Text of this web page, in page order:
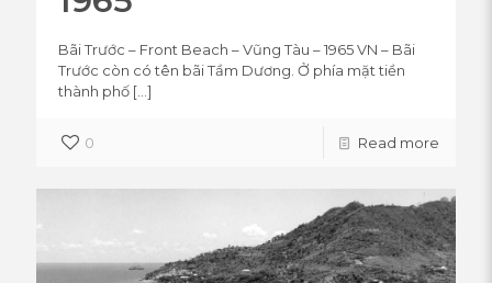
Bãi Trước – Front Beach – Vũng Tàu – 1965 VN – Bãi
Trước còn có tên bãi Tầm Dương. Ở phía mặt tiền
thành phố […]
0 Read more